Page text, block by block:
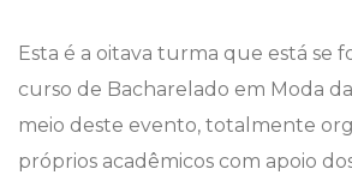
Esta é a oitava turma que está se
curso de Bacharelado em Moda
meio deste evento, totalmente
próprios acadêmicos com apoio